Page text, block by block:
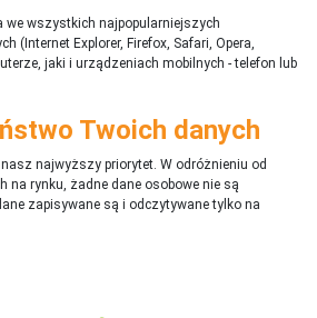
we wszystkich najpopularniejszych
(Internet Explorer, Firefox, Safari, Opera,
jaki i urządzeniach mobilnych - telefon lub
Twoich danych
najwyższy priorytet. W odróżnieniu od
na rynku, żadne dane osobowe nie są
zapisywane są i odczytywane tylko na